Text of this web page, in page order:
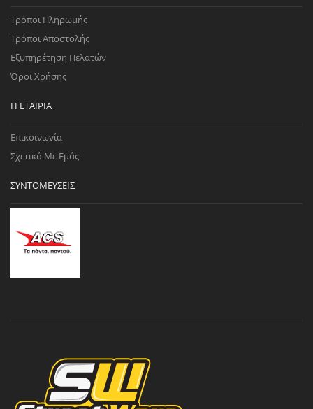
Τρόποι Πληρωμής
Τρόποι Αποστολής
Εξυπηρέτηση Πελατών
Όροι Χρήσης
Η ΕΤΑΙΡΊΑ
Επικοινωνία
Σχετικά Με Εμάς
ΣΥΝΤΟΜΕΎΣΕΙΣ